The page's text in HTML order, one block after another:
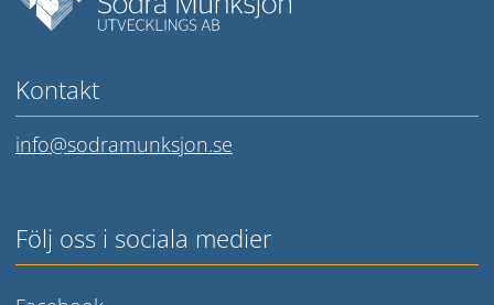
Kontakt
info@sodramunksjon.se
Följ oss i sociala medier